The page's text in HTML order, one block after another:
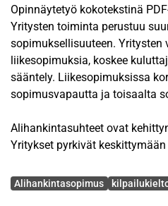
Opinnäytetyö kokotekstinä
Yritysten toiminta perustuu
sopimuksellisuuteen. Yritysten
liikesopimuksia, koskee
sääntely. Liikesopimuksissa
sopimusvapautta ja toisaalta
Alihankintasuhteet ovat
Yritykset pyrkivät
Liiketoimintaa ulkoistettaessa
Avainsanat
Alihankintasopimus